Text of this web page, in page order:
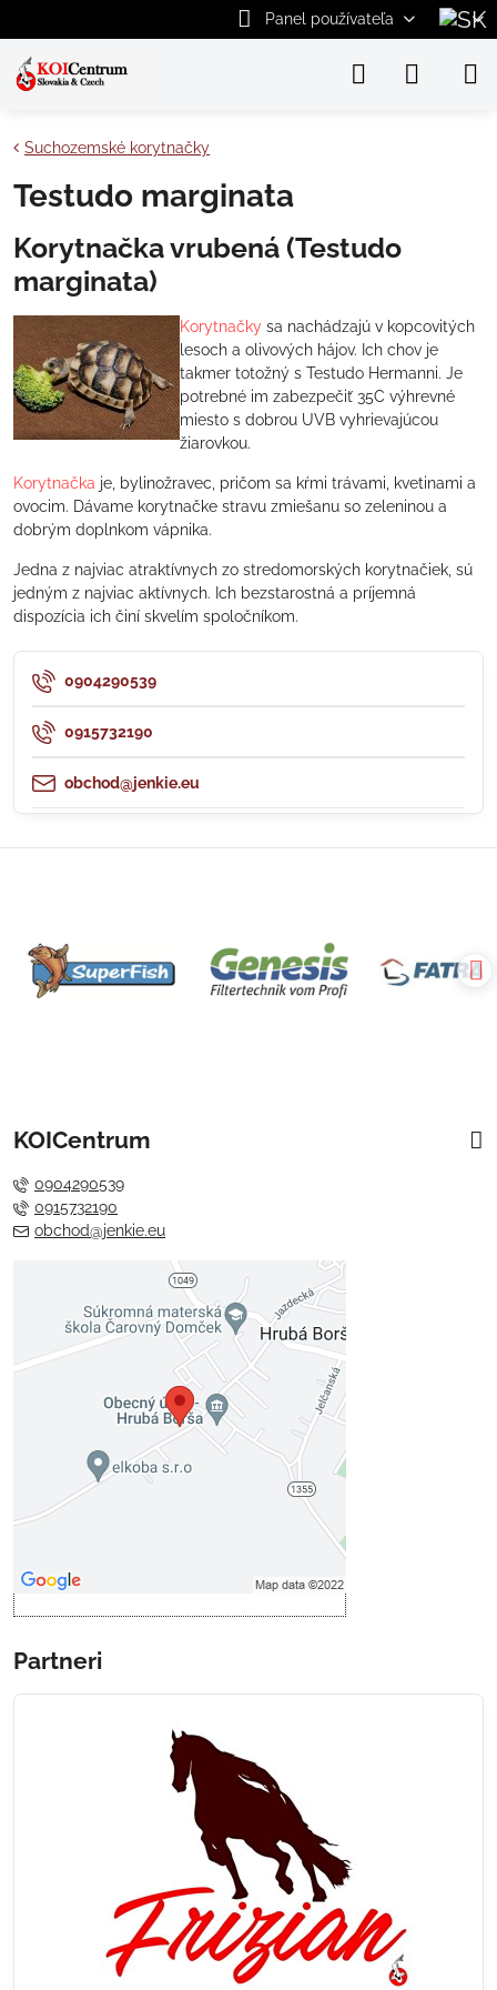
Panel používateľa
Suchozemské korytnačky
Testudo marginata
Korytnačka vrubená (Testudo
marginata)
Korytnačky sa nachádzajú v kopcovitých
lesoch a olivových hájov. Ich chov je
takmer totožný s Testudo Hermanni. Je
potrebné im zabezpečiť 35C výhrevné
miesto s dobrou UVB vyhrievajúcou
žiarovkou.
Korytnačka je, bylinožravec, pričom sa kŕmi trávami, kvetinami a
ovocim. Dávame korytnačke stravu zmiešanu so zeleninou a
dobrým doplnkom vápnika.
Jedna z najviac atraktívnych zo stredomorských korytnačiek, sú
jedným z najviac aktívnych. Ich bezstarostná a príjemná
dispozícia ich činí skvelím spoločníkom.
0904290539
0915732190
obchod@jenkie.eu
KOICentrum
0904290539
0915732190
obchod@jenkie.eu
Externý obsah je blokovaný
Voľbami súkromia
Prajete si načítať externý obsah?
Povoliť tentokrát
Povoliť a zapamätať - súhlas s
Partneri